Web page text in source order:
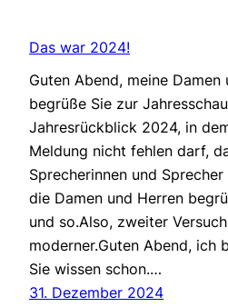
Das war 2024!
Guten Abend, meine Damen
begrüße Sie zur
Jahresrückblick 2024, in
Meldung nicht fehlen darf,
Sprecherinnen und
die Damen und Herren
und so.Also, zweiter
moderner.Guten Abend, ich
Sie wissen schon.…
31. Dezember 2024